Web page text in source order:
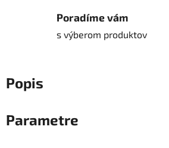
Poradíme vám
s výberom produktov
Popis
Parametre